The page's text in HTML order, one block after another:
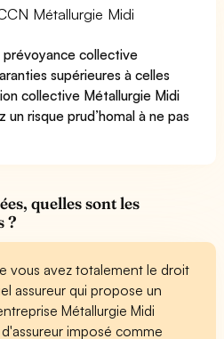
Métallurgie Midi
collective
supérieures à celles
collective Métallurgie Midi
un risque prud’homal à ne pas
quelles sont les
?
vous avez totalement le droit
assureur qui propose un
Métallurgie Midi
imposé comme